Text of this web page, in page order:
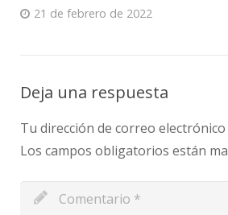
21 de febrero de 2022
Deja una respuesta
Tu dirección de correo
Los campos obligatorios están